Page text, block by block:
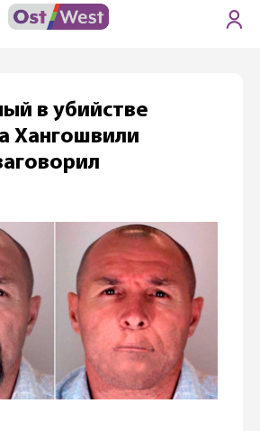
в убийстве
Хангошвили